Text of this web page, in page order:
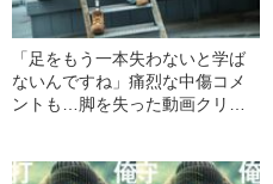
「足をもう一本失わないと学ば
ないんですね」痛烈な中傷コメ
ントも…脚を失った動画クリエ